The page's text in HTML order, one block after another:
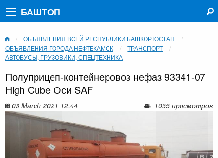
БАШТОП
ОБЪЯВЛЕНИЯ ВСЕЙ РЕСПУБЛИКИ БАШКОРТОСТАН
ОБЪЯВЛЕНИЯ ГОРОДА НЕФТЕКАМСК
ТРАНСПОРТ
АВТОБУСЫ, ГРУЗОВИКИ, СПЕЦТЕХНИКА
Полуприцеп-контейнеровоз нефаз 93341-07
High Cube Оси SAF
03 March 2021 12:44 1055 просмотров